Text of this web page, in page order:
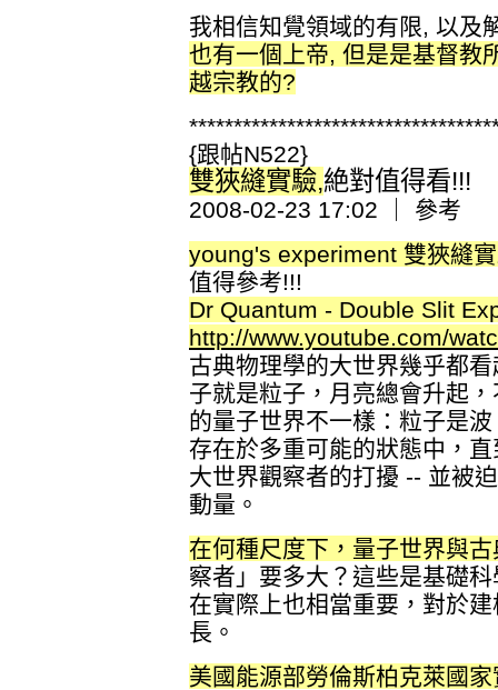
我相信知覺領域的有限, 以及
也有一個上帝, 但是是基督教
越宗教的?
{跟帖N522}
雙狹縫實驗,絶對值得看!!!
2008-02-23 17:02 ｜ 參考
young's experiment 雙狹縫
值得參考!!!
Dr Quantum - Double Slit
http://www.youtube.com/
古典物理學的大世界幾乎都
子就是粒子，月亮總會升起
的量子世界不一樣：粒子是
存在於多重可能的狀態中，
大世界觀察者的打擾 -- 並被
動量。
在何種尺度下，量子世界與
察者」要多大？這些是基礎
在實際上也相當重要，對於
長。
美國能源部勞倫斯柏克萊國